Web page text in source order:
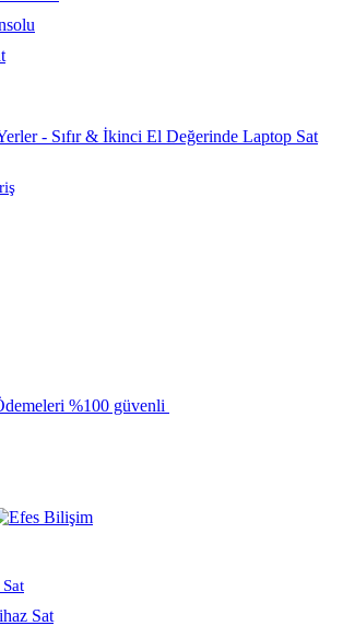
- Sıfır & İkinci El Değerinde Laptop Sat
%100 güvenli
Sat